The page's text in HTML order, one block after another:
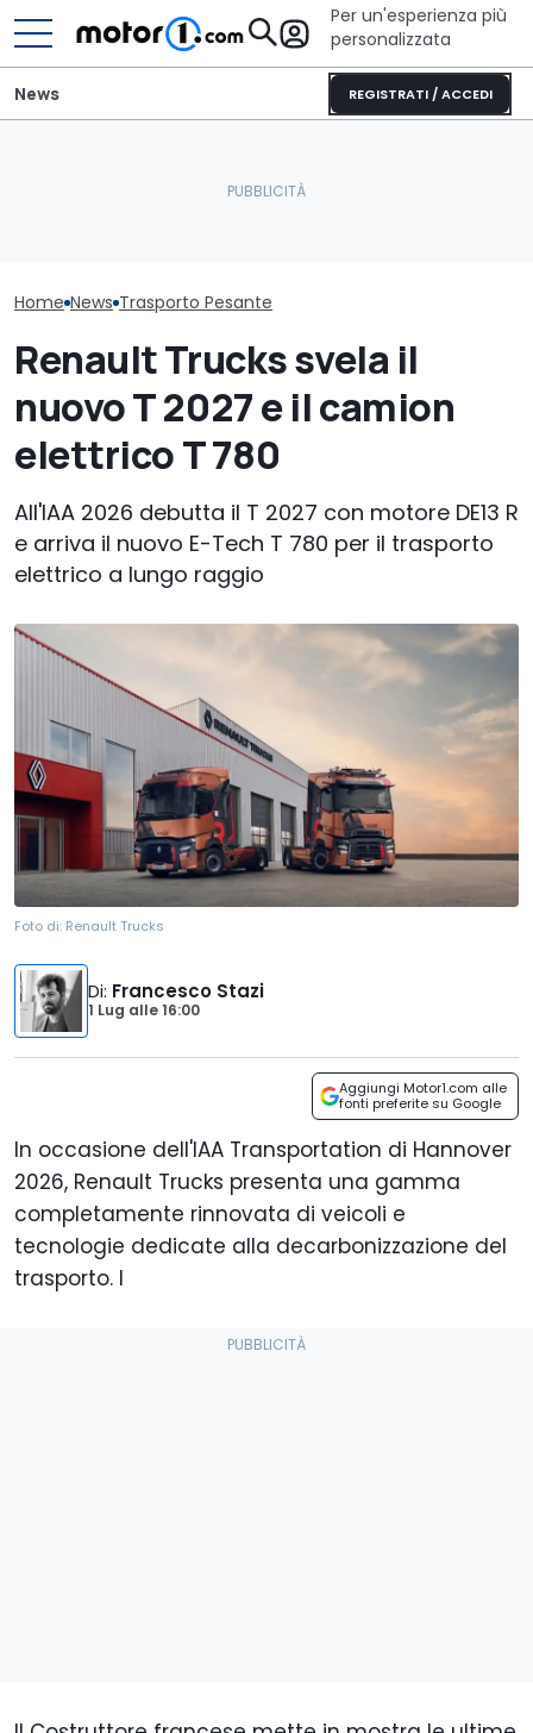
Per un'esperienza più
personalizzata
REGISTRATI / ACCEDI
News
Home News Trasporto Pesante
Renault Trucks svela il
nuovo T 2027 e il camion
elettrico T 780
All'IAA 2026 debutta il T 2027 con motore DE13 R
e arriva il nuovo E-Tech T 780 per il trasporto
elettrico a lungo raggio
Foto di: Renault Trucks
Di: Francesco Stazi
1 Lug alle16:00
Aggiungi Motor1.com alle
fonti preferite su Google
In occasione dell'IAA Transportation di Hannover
2026, Renault Trucks presenta una gamma
completamente rinnovata di veicoli e
tecnologie dedicate alla decarbonizzazione del
trasporto. I